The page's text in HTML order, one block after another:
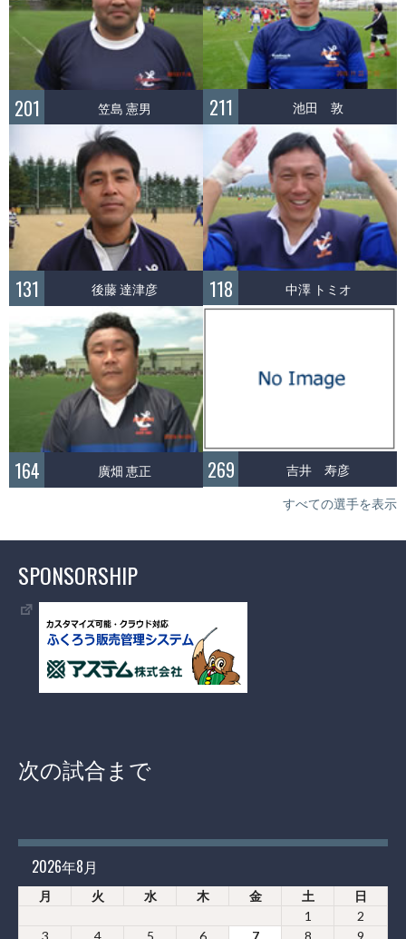
201 笠島 憲男 211 池田 敦
131 後藤 達津彦 118 中澤 トミオ
164 廣畑 恵正 269 吉井 寿彦
すべての選手を表示
SPONSORSHIP
次の試合まで
2026年8月
月 火 水 木 金 土
日
1
2
3
4 5 6 7 8 9